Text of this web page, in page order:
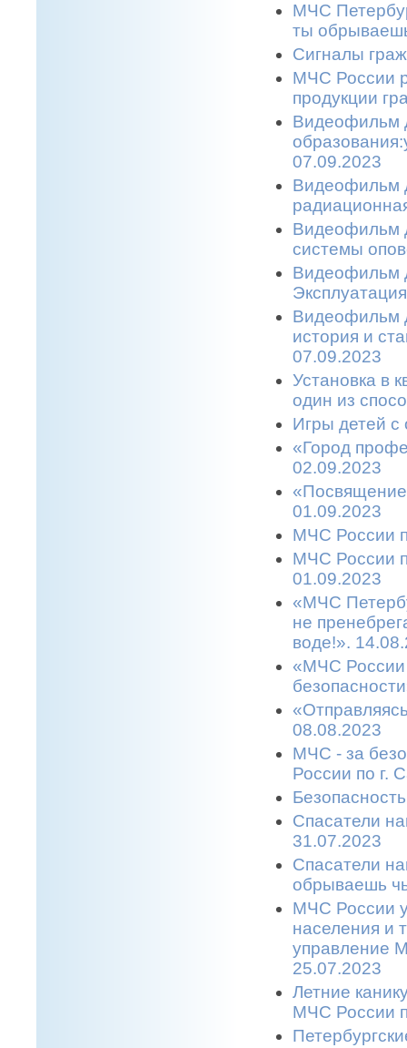
МЧС
ты
Сигналы
МЧС России
продукции
Видеофильм
07.09.2023
Видеофильм
Видеофильм
системы
Видеофильм
Видеофильм
история и
07.09.2023
Установка в
один из
Игры детей с
«Город
02.09.2023
01.09.2023
МЧС России
МЧС России
01.09.2023
«МЧС
не
воде!».
«МЧС России
08.08.2023
МЧС - за
России по г.
Спасатели
31.07.2023
Спасатели
обрываешь
МЧС России
населения и
управление
25.07.2023
Летние
МЧС России